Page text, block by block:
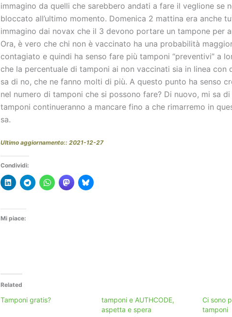
immagino da quelli che sarebbero andati a fare il veglione se
bloccato all’ultimo momento. Domenica 2 mattina era anche
immagino dai novax che il 3 devono portare un tampone per
Ora, è vero che chi non è vaccinato ha una probabilità
contagiato e quindi ha senso fare più tamponi “preventivi” a
che la percentuale di tamponi ai non vaccinati sia in linea con
sa di no, che ne fanno molti di più. A questo punto ha senso
nel numero di tamponi che si possono fare? Di nuovo, mi sa di
tamponi continueranno a mancare fino a che rimarremo in
sa.
Ultimo aggiornamento:: 2021-12-27
Condividi:
Mi piace:
Related
Tamponi gratis?
tamponi e AUTHCODE,
aspetta e spera
Ci sono
tamponi